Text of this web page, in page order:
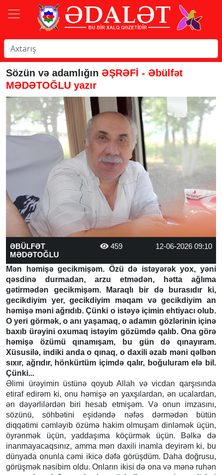
Sözün və adamlığın ƏŞRƏFİ - Əbülfət
MƏDƏTOĞLU yazır
ƏBÜLFƏT
MƏDƏTOĞLU
459 12-06-2026 09:10
Mən həmişə gecikmişəm. Özü də istəyərək yox, yəni
qəsdinə durmadan, arzu etmədən, hətta ağlıma
gətirmədən gecikmişəm. Maraqlı bir də burasıdır ki,
gecikdiyim yer, gecikdiyim məqam və gecikdiyim an
həmişə məni ağrıdıb. Çünki o istəyə içimin ehtiyacı olub.
O yeri görmək, o anı yaşamaq, o adamın gözlərinin içinə
baxıb ürəyini oxumaq istəyim gözümdə qalıb. Ona görə
həmişə özümü qınamışam, bu gün də qınayıram.
Xüsusilə, indiki anda o qınaq, o daxili əzab məni qəlbən
sıxır, ağrıdır, hönkürtüm içimdə qalır, boğuluram elə bil.
Çünki...
Əlimi ürəyimin üstünə qoyub Allah və vicdan qarşısında
etiraf edirəm ki, onu həmişə ən yaxşılardan, ən ucalardan,
ən dəyərlilərdən biri hesab etmişəm. Və onun imzasını,
sözünü, söhbətini eşidəndə nəfəs dərmədən bütün
diqqətimi cəmləyib özümə hakim olmuşam dinləmək üçün,
öyrənmək üçün, yaddaşıma köçürmək üçün. Bəlkə də
inanmayacaqsınız, amma mən daxili inamla deyirəm ki, bu
dünyada onunla cəmi ikicə dəfə görüşdüm. Daha doğrusu,
görüşmək nəsibim oldu. Onların ikisi də ona və mənə ruhən